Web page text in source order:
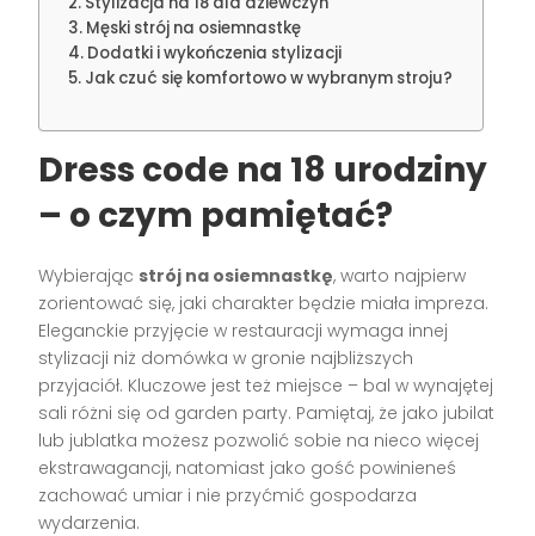
Męski strój na osiemnastkę
Dodatki i wykończenia stylizacji
Jak czuć się komfortowo w wybranym stroju?
Dress code na 18 urodziny
– o czym pamiętać?
Wybierając strój na osiemnastkę, warto najpierw
zorientować się, jaki charakter będzie miała impreza.
Eleganckie przyjęcie w restauracji wymaga innej
stylizacji niż domówka w gronie najbliższych
przyjaciół. Kluczowe jest też miejsce – bal w wynajętej
sali różni się od garden party. Pamiętaj, że jako jubilat
lub jublatka możesz pozwolić sobie na nieco więcej
ekstrawagancji, natomiast jako gość powinieneś
zachować umiar i nie przyćmić gospodarza
wydarzenia.